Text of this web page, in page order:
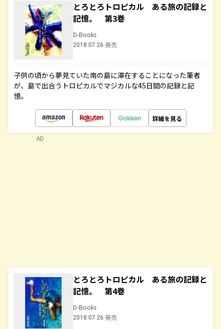
とろとろトロピカル ある旅の記録と
記憶。 第3巻
D-Books
2018.07.26 発売
子供の頃から夢見ていた南の島に滞在することになった筆者
が、島で出合うトロピカルでマジカルな45日間の記録と記
憶。
詳細を見る
とろとろトロピカル ある旅の記録と
記憶。 第4巻
D-Books
2018.07.26 発売
AD